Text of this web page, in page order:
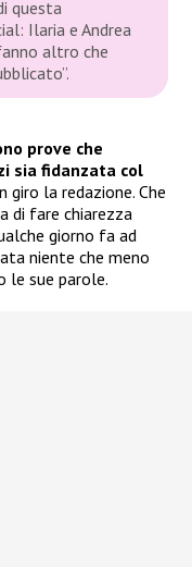
questa
Ilaria e Andrea
altro che
prove che
sia fidanzata col
giro la redazione. Che
di fare chiarezza
giorno fa ad
niente che meno
le sue parole.